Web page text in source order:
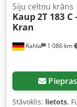
Kahla 1 086 km
Siju celtņu krāns
Kaup2T 183
Kran
Stāvoklis: lietots,